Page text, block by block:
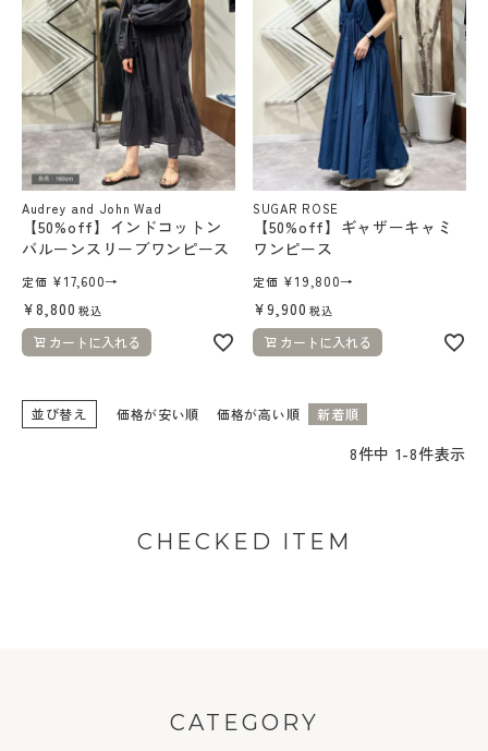
Audrey and John Wad
【50%off】インドコットン
バルーンスリーブワンピース
定価 ¥17,600→
¥8,800 税込
カートに入れる
SUGAR ROSE
【50%off】ギャザーキャミ
ワンピース
定価 ¥19,800→
¥9,900 税込
カートに入れる
並び替え 価格が安い順 価格が高い順 新着順
8件中 1-8件表示
CHECKED ITEM
CATEGORY